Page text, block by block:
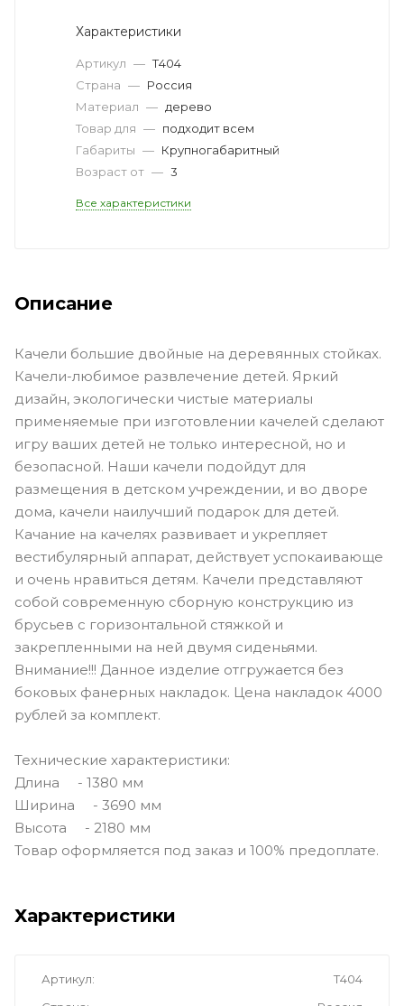
Характеристики
Артикул — Т404
Страна — Россия
Материал — дерево
Товар для — подходит всем
Габариты — Крупногабаритный
Возраст от — 3
Все характеристики
Описание
Качели большие двойные на деревянных стойках.
Качели-любимое развлечение детей. Яркий
дизайн, экологически чистые материалы
применяемые при изготовлении качелей сделают
игру ваших детей не только интересной, но и
безопасной. Наши качели подойдут для
размещения в детском учреждении, и во дворе
дома, качели наилучший подарок для детей.
Качание на качелях развивает и укрепляет
вестибулярный аппарат, действует успокаивающе
и очень нравиться детям. Качели представляют
собой современную сборную конструкцию из
брусьев с горизонтальной стяжкой и
закрепленными на ней двумя сиденьями.
Внимание!!! Данное изделие отгружается без
боковых фанерных накладок. Цена накладок 4000
рублей за комплект.
Технические характеристики:
Длина - 1380 мм
Ширина - 3690 мм
Высота - 2180 мм
Товар оформляется под заказ и 100% предоплате.
Характеристики
Артикул
Т404